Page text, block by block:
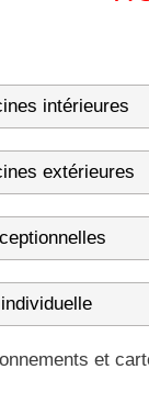
intérieures
extérieures
et